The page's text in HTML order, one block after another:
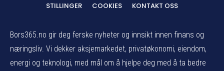
STILLINGER COOKIES KONTAKT OSS
Bors365.no gir deg ferske nyheter og innsikt innen finans og
næringsliv. Vi dekker aksjemarkedet, privatøkonomi, eiendom,
energi og teknologi, med mål om å hjelpe deg med å ta bedre